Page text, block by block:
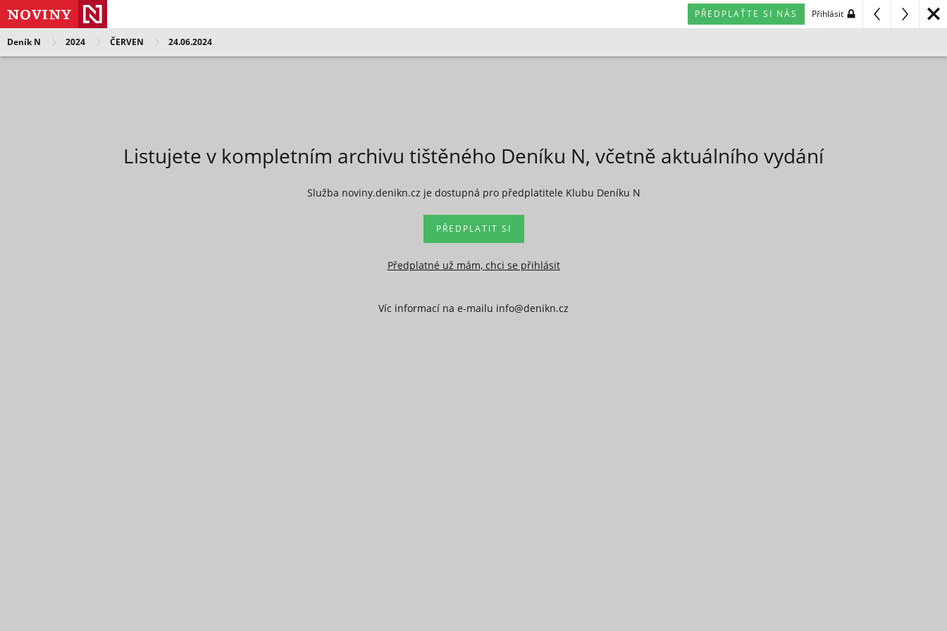
PŘEDPLAŤTE SI NÁS Přihlásit
Deník N 2024 ČERVEN 24.06.2024
Listujete v kompletním archivu tištěného Deníku N, včetně aktuálního vydání
Služba noviny.denikn.cz je dostupná pro předplatitele Klubu Deníku N
PŘEDPLATIT SI
Předplatné už mám, chci se přihlásit
Víc informací na e-mailu info@denikn.cz